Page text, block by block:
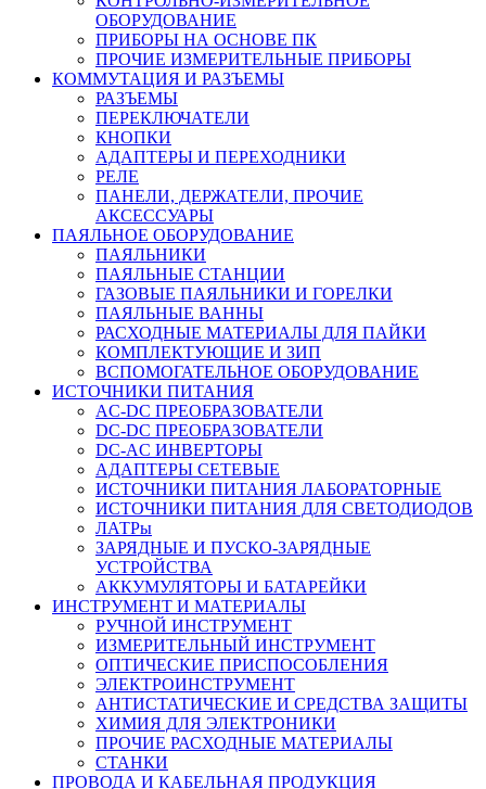
ОБОРУДОВАНИЕ
ПРИБОРЫ НА ОСНОВЕ ПК
ПРОЧИЕ ИЗМЕРИТЕЛЬНЫЕ ПРИБОРЫ
КОММУТАЦИЯ И РАЗЪЕМЫ
РАЗЪЕМЫ
ПЕРЕКЛЮЧАТЕЛИ
КНОПКИ
АДАПТЕРЫ И ПЕРЕХОДНИКИ
РЕЛЕ
ПАНЕЛИ, ДЕРЖАТЕЛИ, ПРОЧИЕ
АКСЕССУАРЫ
ПАЯЛЬНОЕ ОБОРУДОВАНИЕ
ПАЯЛЬНИКИ
ПАЯЛЬНЫЕ СТАНЦИИ
ГАЗОВЫЕ ПАЯЛЬНИКИ И ГОРЕЛКИ
ПАЯЛЬНЫЕ ВАННЫ
РАСХОДНЫЕ МАТЕРИАЛЫ ДЛЯ ПАЙКИ
КОМПЛЕКТУЮЩИЕ И ЗИП
ВСПОМОГАТЕЛЬНОЕ ОБОРУДОВАНИЕ
ИСТОЧНИКИ ПИТАНИЯ
AC-DC ПРЕОБРАЗОВАТЕЛИ
DC-DC ПРЕОБРАЗОВАТЕЛИ
DC-AC ИНВЕРТОРЫ
АДАПТЕРЫ СЕТЕВЫЕ
ИСТОЧНИКИ ПИТАНИЯ ЛАБОРАТОРНЫЕ
ИСТОЧНИКИ ПИТАНИЯ ДЛЯ СВЕТОДИОДОВ
ЛАТРы
ЗАРЯДНЫЕ И ПУСКО-ЗАРЯДНЫЕ
УСТРОЙСТВА
АККУМУЛЯТОРЫ И БАТАРЕЙКИ
ИНСТРУМЕНТ И МАТЕРИАЛЫ
РУЧНОЙ ИНСТРУМЕНТ
ИЗМЕРИТЕЛЬНЫЙ ИНСТРУМЕНТ
ОПТИЧЕСКИЕ ПРИСПОСОБЛЕНИЯ
ЭЛЕКТРОИНСТРУМЕНТ
АНТИСТАТИЧЕСКИЕ И СРЕДСТВА ЗАЩИТЫ
ХИМИЯ ДЛЯ ЭЛЕКТРОНИКИ
ПРОЧИЕ РАСХОДНЫЕ МАТЕРИАЛЫ
СТАНКИ
ПРОВОДА И КАБЕЛЬНАЯ ПРОДУКЦИЯ